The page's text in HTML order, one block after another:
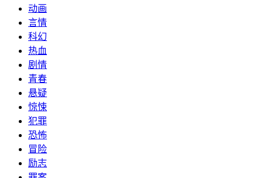
动画
言情
科幻
热血
剧情
青春
悬疑
惊悚
犯罪
恐怖
冒险
励志